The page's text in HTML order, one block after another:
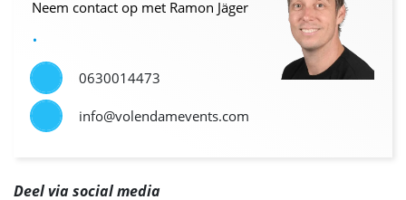
Neem contact op met Ramon Jäger
.
0630014473
info@volendamevents.com
Deel via social media